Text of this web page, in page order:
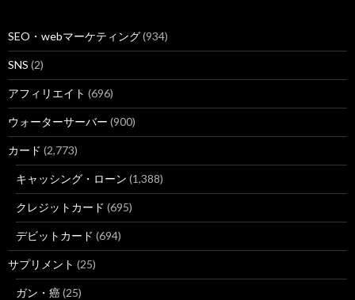
SEO・webマーケティング(934)
SNS (2)
アフィリエイト (696)
ウォーターサーバー (900)
カード (2,773)
キャッシング・ローン (1,388)
クレジットカード (695)
デビットカード (694)
サプリメント (25)
ガン・癌(25)